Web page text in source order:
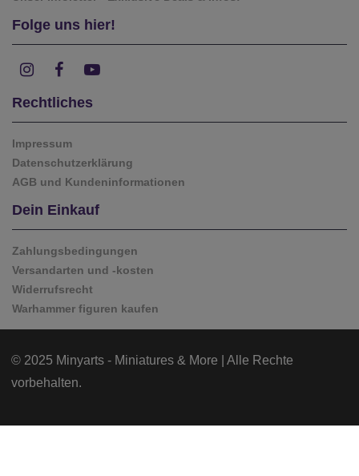
Folge uns hier!
Rechtliches
Impressum
Datenschutzerklärung
AGB und Kundeninformationen
Dein Einkauf
Zahlungsbedingungen
Versandarten und -kosten
Widerrufsrecht
Warhammer figuren kaufen
© 2025 Minyarts - Miniatures & More | Alle Rechte
vorbehalten.